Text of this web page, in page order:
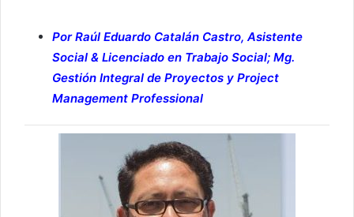
Por Raúl Eduardo Catalán Castro, Asistente
Social & Licenciado en Trabajo Social; Mg.
Gestión Integral de Proyectos y Project
Management Professional